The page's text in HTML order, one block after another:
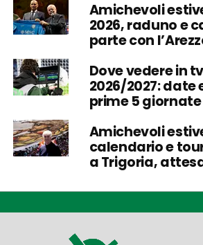
Amichevoli
2026, raduno e
parte con
Dove vedere in
2026/2027: date
prime 5 giornate
Amichevoli
calendario e
a Trigoria,